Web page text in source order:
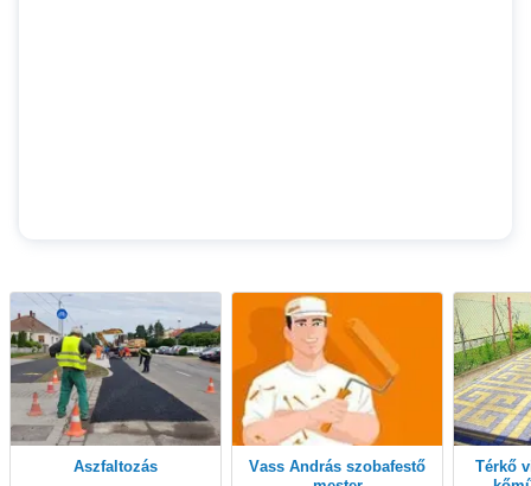
Aszfaltozás
Vass András szobafestő
Térkő viacolor lerakás,